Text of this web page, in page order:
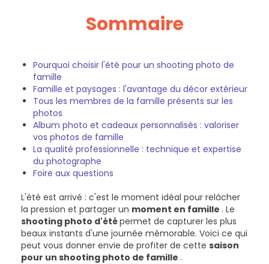
Sommaire
Pourquoi choisir l'été pour un shooting photo de
famille
Famille et paysages : l'avantage du décor extérieur
Tous les membres de la famille présents sur les
photos
Album photo et cadeaux personnalisés : valoriser
vos photos de famille
La qualité professionnelle : technique et expertise
du photographe
Foire aux questions
L'été est arrivé : c'est le moment idéal pour relâcher
la pression et partager un moment en famille . Le
shooting photo d'étépermet de capturer les plus
beaux instants d'une journée mémorable. Voici ce qui
peut vous donner envie de profiter de cette saison
pour un shooting photo de famille .